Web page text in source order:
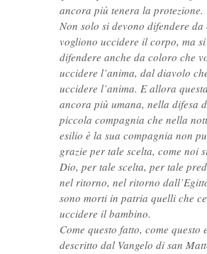
ancora più tenera la protezione.
Non solo si devono difendere
vogliono uccidere il corpo, ma
difendere anche da coloro che
uccidere l’anima, dal diavolo
uccidere l’anima. E allora
ancora più umana, nella difesa
piccola compagnia che nella
esilio è la sua compagnia non
grazie per tale scelta, come noi
Dio, per tale scelta, per tale
nel ritorno, nel ritorno
sono morti in patria quelli che
uccidere il bambino.
Come questo fatto, come questo
descritto dal Vangelo di san